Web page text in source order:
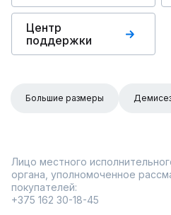
Центр
поддержки
Большие размеры
Лицо местного
органа, уполномоченное
покупателей:
+375 162 30-18-45